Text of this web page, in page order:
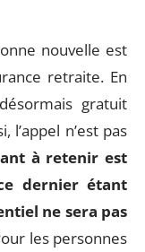
nouvelle est
retraite. En
gratuit
l’appel n’est pas
à retenir est
dernier étant
ne sera pas
les personnes